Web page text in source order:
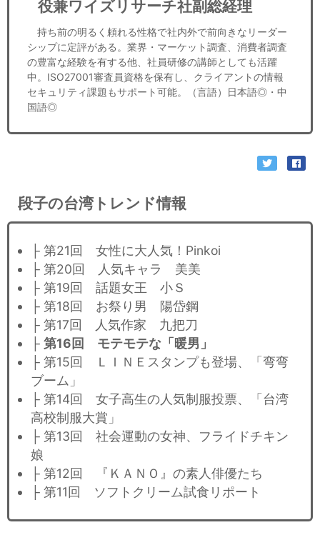
役兼ワイズリサーチ社副総経理
持ち前の明るく頼れる性格で社内外で前向きなリーダー
シップに定評がある。業界・マーケット調査、消費者調査
の豊富な経験を有する他、社員研修の講師としても活躍
中。ISO27001審査員資格を保有し、クライアントの情報
セキュリティ課題もサポート可能。（言語）日本語◎・中
国語◎
段子の台湾トレンド情報
├ 第21回 女性に大人気！Pinkoi
├ 第20回 人気キャラ 美美
├ 第19回 話題女王 小Ｓ
├ 第18回 お祭り男 陽岱鋼
├ 第17回 人気作家 九把刀
├ 第16回 モテモテな「暖男」
├ 第15回 ＬＩＮＥスタンプも登場、「弯弯
ブーム」
├ 第14回 女子高生の人気制服投票、「台湾
高校制服大賞」
├ 第13回 社会運動の女神、フライドチキン
娘
├ 第12回 『ＫＡＮＯ』の素人俳優たち
├ 第11回 ソフトクリーム試食リポート